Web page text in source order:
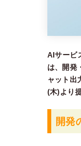
AIサービ
は、開発
ャット出
(木)より
開発